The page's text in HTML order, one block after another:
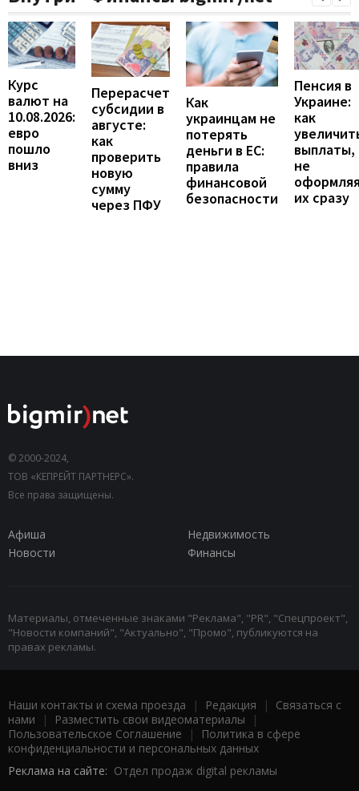
Курс
валют на
10.08.2026:
евро
пошло
вниз
Перерасчет
субсидии в
августе:
как
проверить
новую
сумму
через ПФУ
Как
украинцам не
потерять
деньги в ЕС:
правила
финансовой
безопасности
Пенсия в
Украине:
как
выплаты,
не
их сразу
© 2000-2024,
ТОВ «КЕПРЕЙТ ПАРТНЕРС».
Все права защищены.
Афиша
Недвижимость
Новости
Финансы
Материалы, отмеченные знаками "Реклама", "PR", "Спецпроект",
"Новости компаний", "Актуально", "Промо", публикуются на
правах рекламы.
Наши контакты и схема проезда | Редакция | Связаться с
нами | Разместить свои видеоматериалы |
Пользовательское Соглашение |
Политика в сфере
конфиденциальности и персональных данных
Реклама на сайте: Отдел продаж digital рекламы